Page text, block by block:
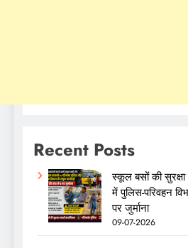
Recent Posts
स्कूल बसों की
में पुलिस-परिवहन
पर जुर्माना
09-07-2026